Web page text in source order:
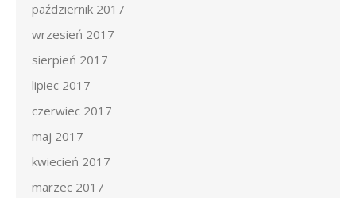
październik 2017
wrzesień 2017
sierpień 2017
lipiec 2017
czerwiec 2017
maj 2017
kwiecień 2017
marzec 2017